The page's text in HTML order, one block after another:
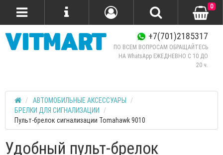
+7(701)2185317
ПО ВСЕМ ВОПРОСАМ ОБРАЩАЙТЕСЬ
НА WhatsApp ЕЖЕДНЕВНО C 10 ДО
20 ч.
0
АВТОМОБИЛЬНЫЕ АКСЕССУАРЫ
БРЕЛКИ ДЛЯ СИГНАЛИЗАЦИИ
Пульт-брелок сигнализации Tomahawk 9010
Удобный пульт-брелок